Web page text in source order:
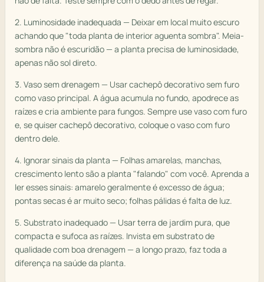
2. Luminosidade inadequada — Deixar em local muito escuro
achando que "toda planta de interior aguenta sombra". Meia-
sombra não é escuridão — a planta precisa de luminosidade,
apenas não sol direto.
3. Vaso sem drenagem — Usar cachepô decorativo sem furo
como vaso principal. A água acumula no fundo, apodrece as
raízes e cria ambiente para fungos. Sempre use vaso com furo
e, se quiser cachepô decorativo, coloque o vaso com furo
dentro dele.
4. Ignorar sinais da planta — Folhas amarelas, manchas,
crescimento lento são a planta "falando" com você. Aprenda a
ler esses sinais: amarelo geralmente é excesso de água;
pontas secas é ar muito seco; folhas pálidas é falta de luz.
5. Substrato inadequado — Usar terra de jardim pura, que
compacta e sufoca as raízes. Invista em substrato de
qualidade com boa drenagem — a longo prazo, faz toda a
diferença na saúde da planta.